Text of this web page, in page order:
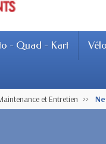
- Quad - Kart
et Entretien